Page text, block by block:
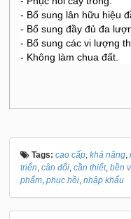
- Bổ sung lân hữu hiệu
- Bổ sung đầy đủ đa
- Bổ sung các vi lượng
- Không làm chua đất.
Tags: cao cấp, khả năng,
triển, cân đối, cần thiết, bền
phẩm, phục hồi, nhập khẩu